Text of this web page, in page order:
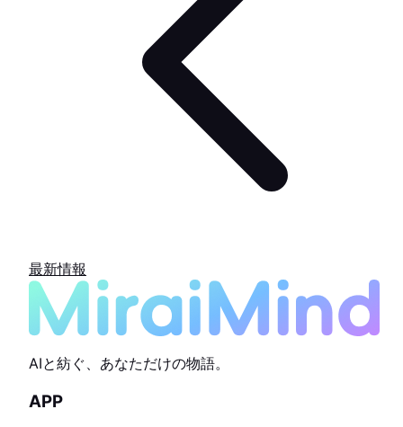
最新情報
AIと紡ぐ、あなただけの物語。
APP